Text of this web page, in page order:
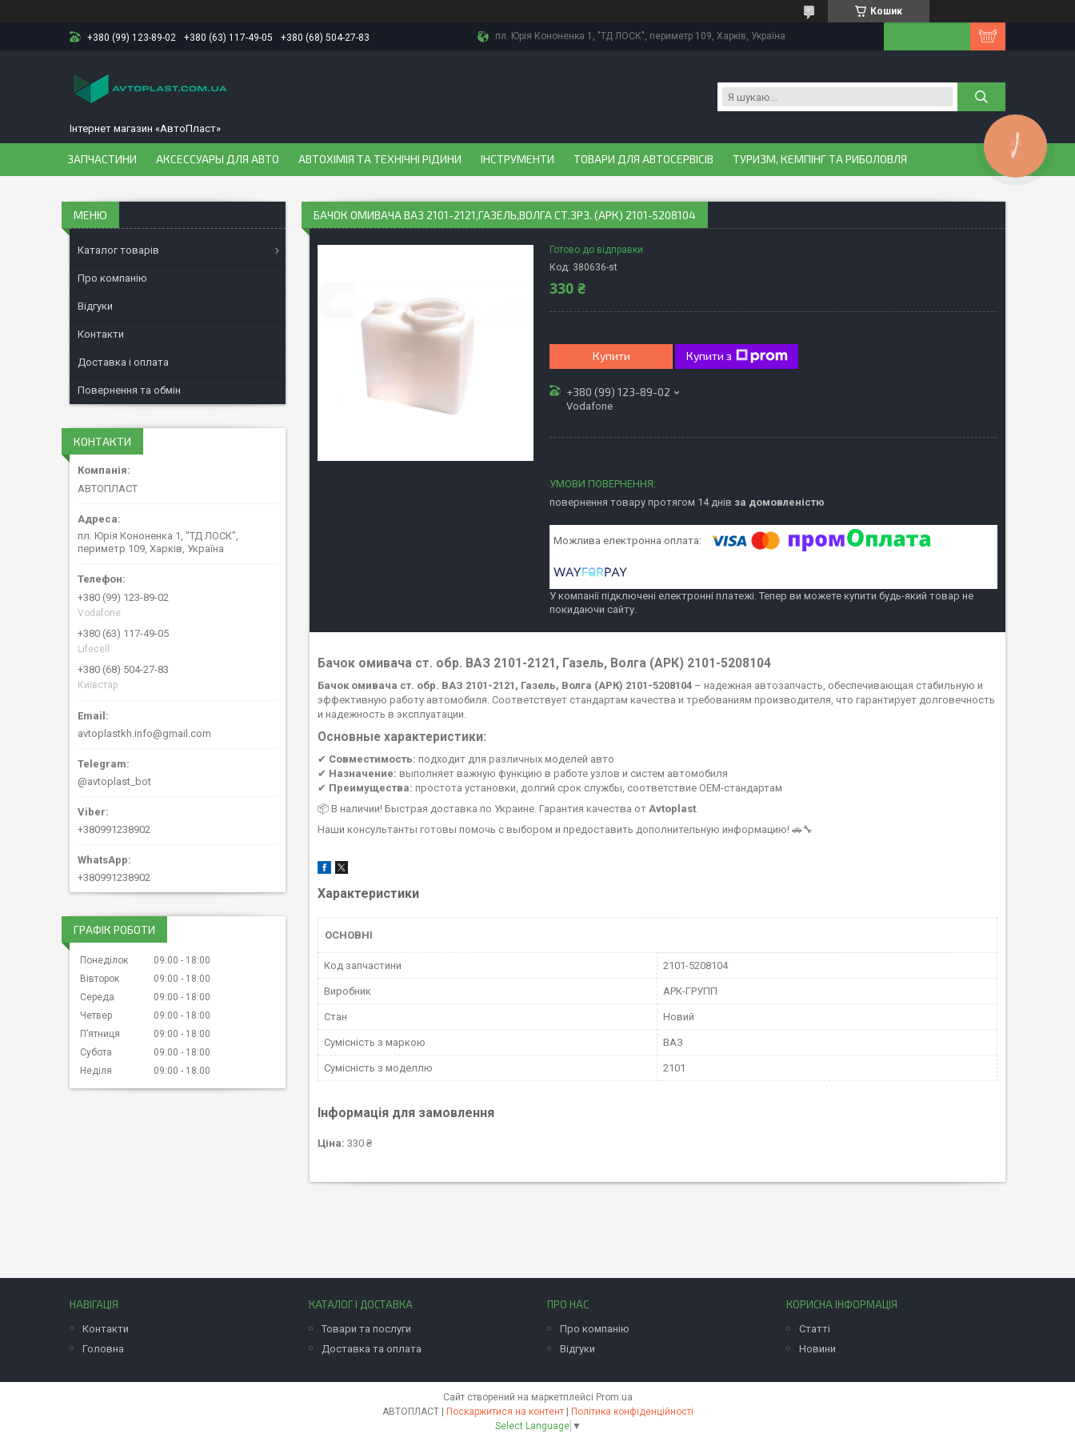
Кошик
+380 (99) 123-89-02 +380 (63) 117-49-05 +380 (68) 504-27-83 пл. Юрія Кононенка 1, "ТД ЛОСК", периметр 109, Харків, Україна
Інтернет магазин «АвтоПласт»
ЗАПЧАСТИНИ АКСЕССУАРЫ ДЛЯ АВТО АВТОХІМІЯ ТА ТЕХНІЧНІ РІДИНИ ІНСТРУМЕНТИ ТОВАРИ ДЛЯ АВТОСЕРВІСІВ ТУРИЗМ, КЕМПІНГ ТА РИБОЛОВЛЯ
БАЧОК ОМИВАЧА ВАЗ 2101-2121,ГАЗЕЛЬ,ВОЛГА СТ.ЗРЗ. (АРК) 2101-5208104
Готово до відправки
Код: 380636-st
330 ₴
Купити Купити з
+380 (99) 123-89-02
Vodafone
повернення товару протягом 14 днів за домовленістю
У компанії підключені електронні платежі. Тепер ви можете купити будь-який товар не
покидаючи сайту.
Бачок омивача ст. обр. ВАЗ 2101-2121, Газель, Волга (АРК) 2101-5208104
Бачок омивача ст. обр. ВАЗ 2101-2121, Газель, Волга (АРК) 2101-5208104 – надежная автозапчасть, обеспечивающая стабильную и
эффективную работу автомобиля. Соответствует стандартам качества и требованиям производителя, что гарантирует долговечность
и надежность в эксплуатации.
Основные характеристики:
✔ Совместимость: подходит для различных моделей авто
✔ Назначение: выполняет важную функцию в работе узлов и систем автомобиля
✔ Преимущества: простота установки, долгий срок службы, соответствие OEM-стандартам
📦 В наличии! Быстрая доставка по Украине. Гарантия качества от Avtoplast
Наши консультанты готовы помочь с выбором и предоставить дополнительную информацию! 🚗🔧
Характеристики
ОСНОВНІ
Код запчастини 2101-5208104
Виробник АРК-ГРУПП
Стан Новий
Сумісність з маркою ВАЗ
Сумісність з моделлю 2101
Інформація для замовлення
Ціна: 330 ₴
Каталог товарів
Про компанію
Відгуки
Контакти
Доставка і оплата
Повернення та обмін
КОНТАКТИ
АВТОПЛАСТ
пл. Юрія Кононенка 1, "ТД ЛОСК",
периметр 109, Харків, Україна
+380 (99) 123-89-02
Vodafone
+380 (63) 117-49-05
Lifecell
+380 (68) 504-27-83
Київстар
avtoplastkh.info@gmail.com
@avtoplast_bot
+380991238902
+380991238902
ГРАФІК РОБОТИ
Понеділок 09:00
18:00
Вівторок
09:00
18:00
Середа
09:00
18:00
Четвер
09:00
18:00
Пʼятниця
09:00
18:00
Субота
09:00
18:00
Неділя
09:00 18:00
НАВІГАЦІЯ
Контакти
Головна
КАТАЛОГ І ДОСТАВКА
Товари та послуги
Доставка та оплата
ПРО НАС
Про компанію
Відгуки
КОРИСНА ІНФОРМАЦІЯ
Статті
Новини
Сайт створений на маркетплейсі Prom.ua
АВТОПЛАСТ | Поскаржитися на контент | Політика конфіденційності
Select Language ▼
КНОПКА
ЗВ'ЯЗКУ